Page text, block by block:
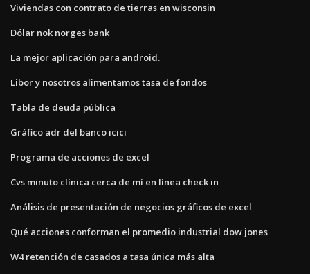
Viviendas con contrato de tierras en wisconsin
Dólar nok norges bank
La mejor aplicación para android.
Libor y nosotros alimentamos tasa de fondos
Tabla de deuda pública
Gráfico adr del banco icici
Programa de acciones de excel
Cvs minuto clínica cerca de mí en línea check in
Análisis de presentación de negocios gráficos de excel
Qué acciones conforman el promedio industrial dow jones
W4 retención de casados ​​a tasa única más alta